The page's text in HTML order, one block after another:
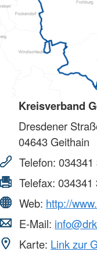
Kreisverband
Dresdener
04643Geithain
Telefon: 034341
Telefax: 034341
Web: http://
E-Mail:
Karte: Link zur